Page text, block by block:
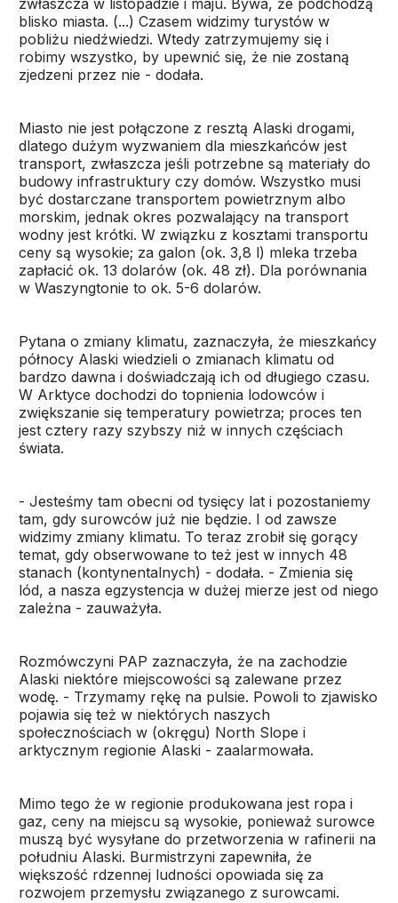
zwłaszcza w listopadzie i maju. Bywa, że podchodzą
blisko miasta. (...) Czasem widzimy turystów w
pobliżu niedźwiedzi. Wtedy zatrzymujemy się i
robimy wszystko, by upewnić się, że nie zostaną
zjedzeni przez nie - dodała.
Miasto nie jest połączone z resztą Alaski drogami,
dlatego dużym wyzwaniem dla mieszkańców jest
transport, zwłaszcza jeśli potrzebne są materiały do
budowy infrastruktury czy domów. Wszystko musi
być dostarczane transportem powietrznym albo
morskim, jednak okres pozwalający na transport
wodny jest krótki. W związku z kosztami transportu
ceny są wysokie; za galon (ok. 3,8 l) mleka trzeba
zapłacić ok. 13 dolarów (ok. 48 zł). Dla porównania
w Waszyngtonie to ok. 5-6 dolarów.
Pytana o zmiany klimatu, zaznaczyła, że mieszkańcy
północy Alaski wiedzieli o zmianach klimatu od
bardzo dawna i doświadczają ich od długiego czasu.
W Arktyce dochodzi do topnienia lodowców i
zwiększanie się temperatury powietrza; proces ten
jest cztery razy szybszy niż w innych częściach
świata.
- Jesteśmy tam obecni od tysięcy lat i pozostaniemy
tam, gdy surowców już nie będzie. I od zawsze
widzimy zmiany klimatu. To teraz zrobił się gorący
temat, gdy obserwowane to też jest w innych 48
stanach (kontynentalnych) - dodała. - Zmienia się
lód, a nasza egzystencja w dużej mierze jest od niego
zależna - zauważyła.
Rozmówczyni PAP zaznaczyła, że na zachodzie
Alaski niektóre miejscowości są zalewane przez
wodę. - Trzymamy rękę na pulsie. Powoli to zjawisko
pojawia się też w niektórych naszych
społecznościach w (okręgu) North Slope i
arktycznym regionie Alaski - zaalarmowała.
Mimo tego że w regionie produkowana jest ropa i
gaz, ceny na miejscu są wysokie, ponieważ surowce
muszą być wysyłane do przetworzenia w rafinerii na
południu Alaski. Burmistrzyni zapewniła, że
większość rdzennej ludności opowiada się za
rozwojem przemysłu związanego z surowcami.